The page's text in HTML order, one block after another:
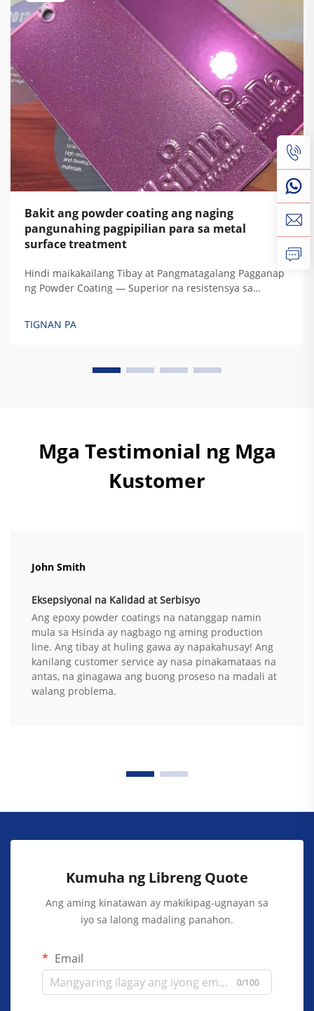
Bakit ang powder coating ang naging
pangunahing pagpipilian para sa metal
surface treatment
Hindi maikakailang Tibay at Pangmatagalang Pagganap
ng Powder Coating — Superior na resistensya sa
katangian ng powder coating ay galing sa espesyal na
TIGNAN PA
Mga Testimonial ng Mga
Kustomer
John Smith
Eksepsiyonal na Kalidad at Serbisyo
Ang epoxy powder coatings na natanggap namin
mula sa Hsinda ay nagbago ng aming production
line. Ang tibay at huling gawa ay napakahusay! Ang
kanilang customer service ay nasa pinakamataas na
antas, na ginagawa ang buong proseso na madali at
walang problema.
Kumuha ng Libreng Quote
Ang aming kinatawan ay makikipag-ugnayan sa
iyo sa lalong madaling panahon.
Email
0/100